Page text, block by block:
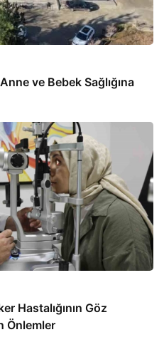
ve Bebek Sağlığına
Hastalığının Göz
Önlemler